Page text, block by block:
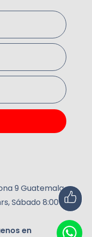
9 Guatemala.
Sábado 8:00 a
en